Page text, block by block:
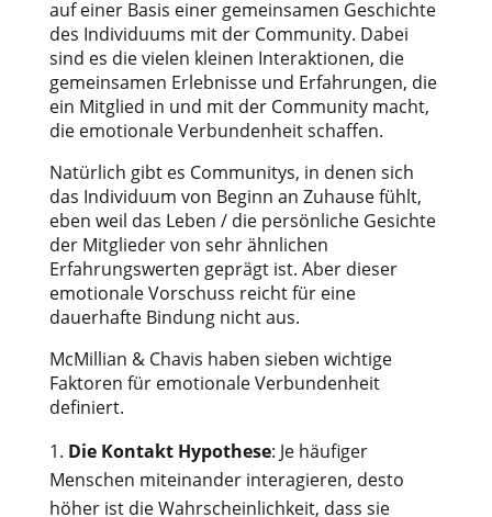
auf einer Basis einer gemeinsamen Geschichte
des Individuums mit der Community. Dabei
sind es die vielen kleinen Interaktionen, die
gemeinsamen Erlebnisse und Erfahrungen, die
ein Mitglied in und mit der Community macht,
die emotionale Verbundenheit schaffen.
Natürlich gibt es Communitys, in denen sich
das Individuum von Beginn an Zuhause fühlt,
eben weil das Leben / die persönliche Gesichte
der Mitglieder von sehr ähnlichen
Erfahrungswerten geprägt ist. Aber dieser
emotionale Vorschuss reicht für eine
dauerhafte Bindung nicht aus.
McMillian & Chavis haben sieben wichtige
Faktoren für emotionale Verbundenheit
definiert.
Die Kontakt Hypothese: Je häufiger
Menschen miteinander interagieren, desto
höher ist die Wahrscheinlichkeit, dass sie